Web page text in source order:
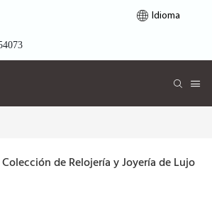
Idioma
de Relojería y Joyería de Lujo